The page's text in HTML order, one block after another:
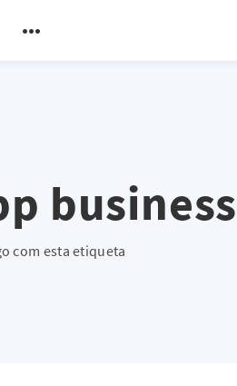
business
com esta etiqueta